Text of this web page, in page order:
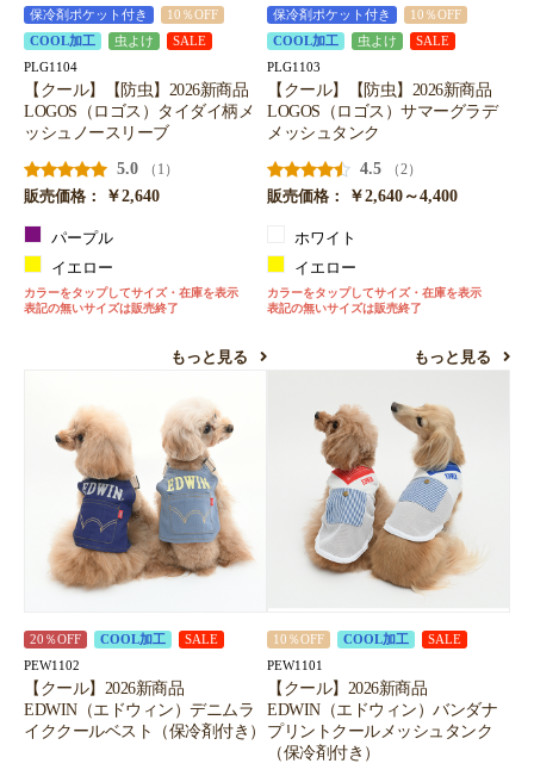
保冷剤ポケット付き
10％OFF
COOL加工
虫よけ SALE
PLG1104
【クール】【防虫】2026新商品
LOGOS（ロゴス）タイダイ柄メ
ッシュノースリーブ
5.0
（1）
販売価格：
￥2,640
パープル
イエロー
カラーをタップしてサイズ・在庫を表示
表記の無いサイズは販売終了
もっと見る
保冷剤ポケット付き
10％OFF
COOL加工
虫よけ SALE
PLG1103
【クール】【防虫】2026新商品
LOGOS（ロゴス）サマーグラデ
メッシュタンク
4.5
（2）
販売価格：
￥2,640～4,400
ホワイト
イエロー
カラーをタップしてサイズ・在庫を表示
表記の無いサイズは販売終了
もっと見る
20％OFF COOL加工 SALE
PEW1102
【クール】2026新商品
EDWIN（エドウィン）デニムラ
イククールベスト（保冷剤付き）
10％OFF COOL加工 SALE
PEW1101
【クール】2026新商品
EDWIN（エドウィン）バンダナ
プリントクールメッシュタンク
（保冷剤付き）